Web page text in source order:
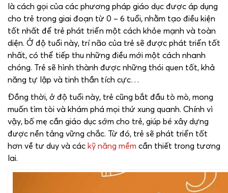
là cách gọi của các phương pháp giáo dục được áp dụng
cho trẻ trong giai đoạn từ 0 – 6 tuổi, nhằm tạo điều kiện
tốt nhất để trẻ phát triển một cách khỏe mạnh và toàn
diện. Ở độ tuổi này, trí não của trẻ sẽ được phát triển tốt
nhất, có thể tiếp thu những điều mới một cách nhanh
chóng. Trẻ sẽ hình thành được những thói quen tốt, khả
năng tự lập và tinh thần tích cực…
Đồng thời, ở độ tuổi này, trẻ cũng bắt đầu tò mò, mong
muốn tìm tòi và khám phá mọi thứ xung quanh. Chính vì
vậy, bố mẹ cần giáo dục sớm cho trẻ, giúp bé xây dựng
được nền tảng vững chắc. Từ đó, trẻ sẽ phát triển tốt
hơn về tư duy và các kỹ năng mềm cần thiết trong tương
lai.